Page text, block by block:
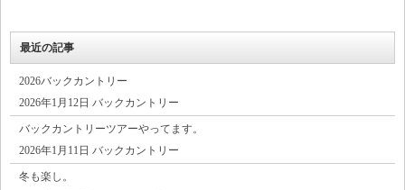
最近の記事
2026バックカントリー
2026年1月12日 バックカントリー
バックカントリーツアーやってます。
2026年1月11日 バックカントリー
冬も楽し。